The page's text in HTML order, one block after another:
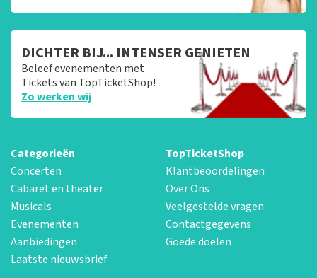
DICHTER BIJ... INTENSER GENIETEN
Beleef evenementen met
Tickets van TopTicketShop!
Zo werken wij
Categorieën
Concerten
Cabaret en theater
Musicals
Evenementen
Aanbiedingen
Laatste nieuwsbrief
TopTicketShop
Klantbeoordelingen
Over Ons
Veelgestelde vragen
Contactgegevens
Goede doelen